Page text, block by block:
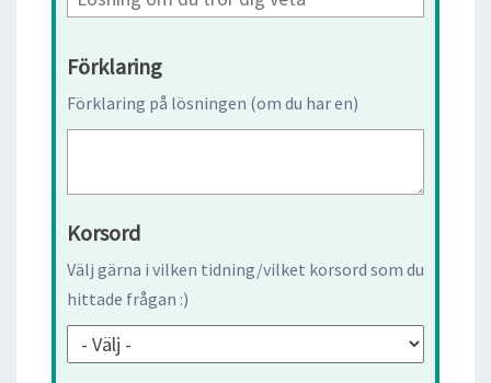
Förklaring
Förklaring på lösningen (om du har en)
Korsord
Välj gärna i vilken tidning/vilket korsord som du
hittade frågan :)